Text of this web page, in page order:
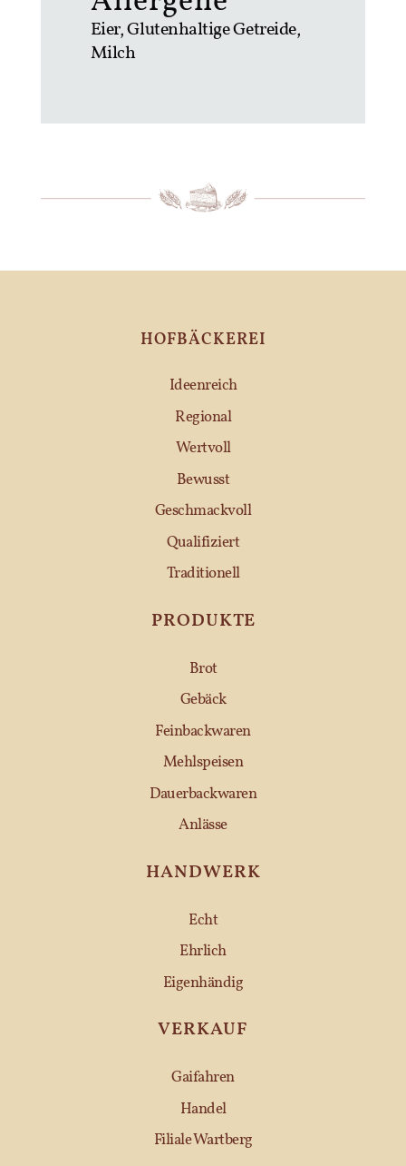
Eier, Glutenhaltige Getreide,
Milch
HOFBÄCKEREI
Ideenreich
Regional
Wertvoll
Bewusst
Geschmackvoll
Qualifiziert
Traditionell
PRODUKTE
Brot
Gebäck
Feinbackwaren
Mehlspeisen
Dauerbackwaren
Anlässe
HANDWERK
Echt
Ehrlich
Eigenhändig
VERKAUF
Gaifahren
Handel
Filiale Wartberg